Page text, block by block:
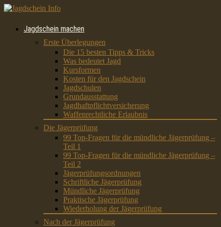
Jagdschein machen
Erste Überlegungen
Die 15 besten Tipps & Tricks
Was bedeutet Jagd
Kursformen
Kosten für den Jagdschein
Jagdschulen
Grundausstattung
Jagdhaftpflichtversicherung
Waffenrechtliche Erlaubnis
Die Jägerprüfung
99 Top-Fragen für die mündliche Jägerprüfung –
Teil 1
99 Top-Fragen für die mündliche Jägerprüfung –
Teil 2
Jägerprüfungsordnungen
Schriftliche Jägerprüfung
Mündliche Jägerprüfung
Praktische Jägerprüfung
Wiederholung der Jägerprüfung
Nach der Jägerprüfung